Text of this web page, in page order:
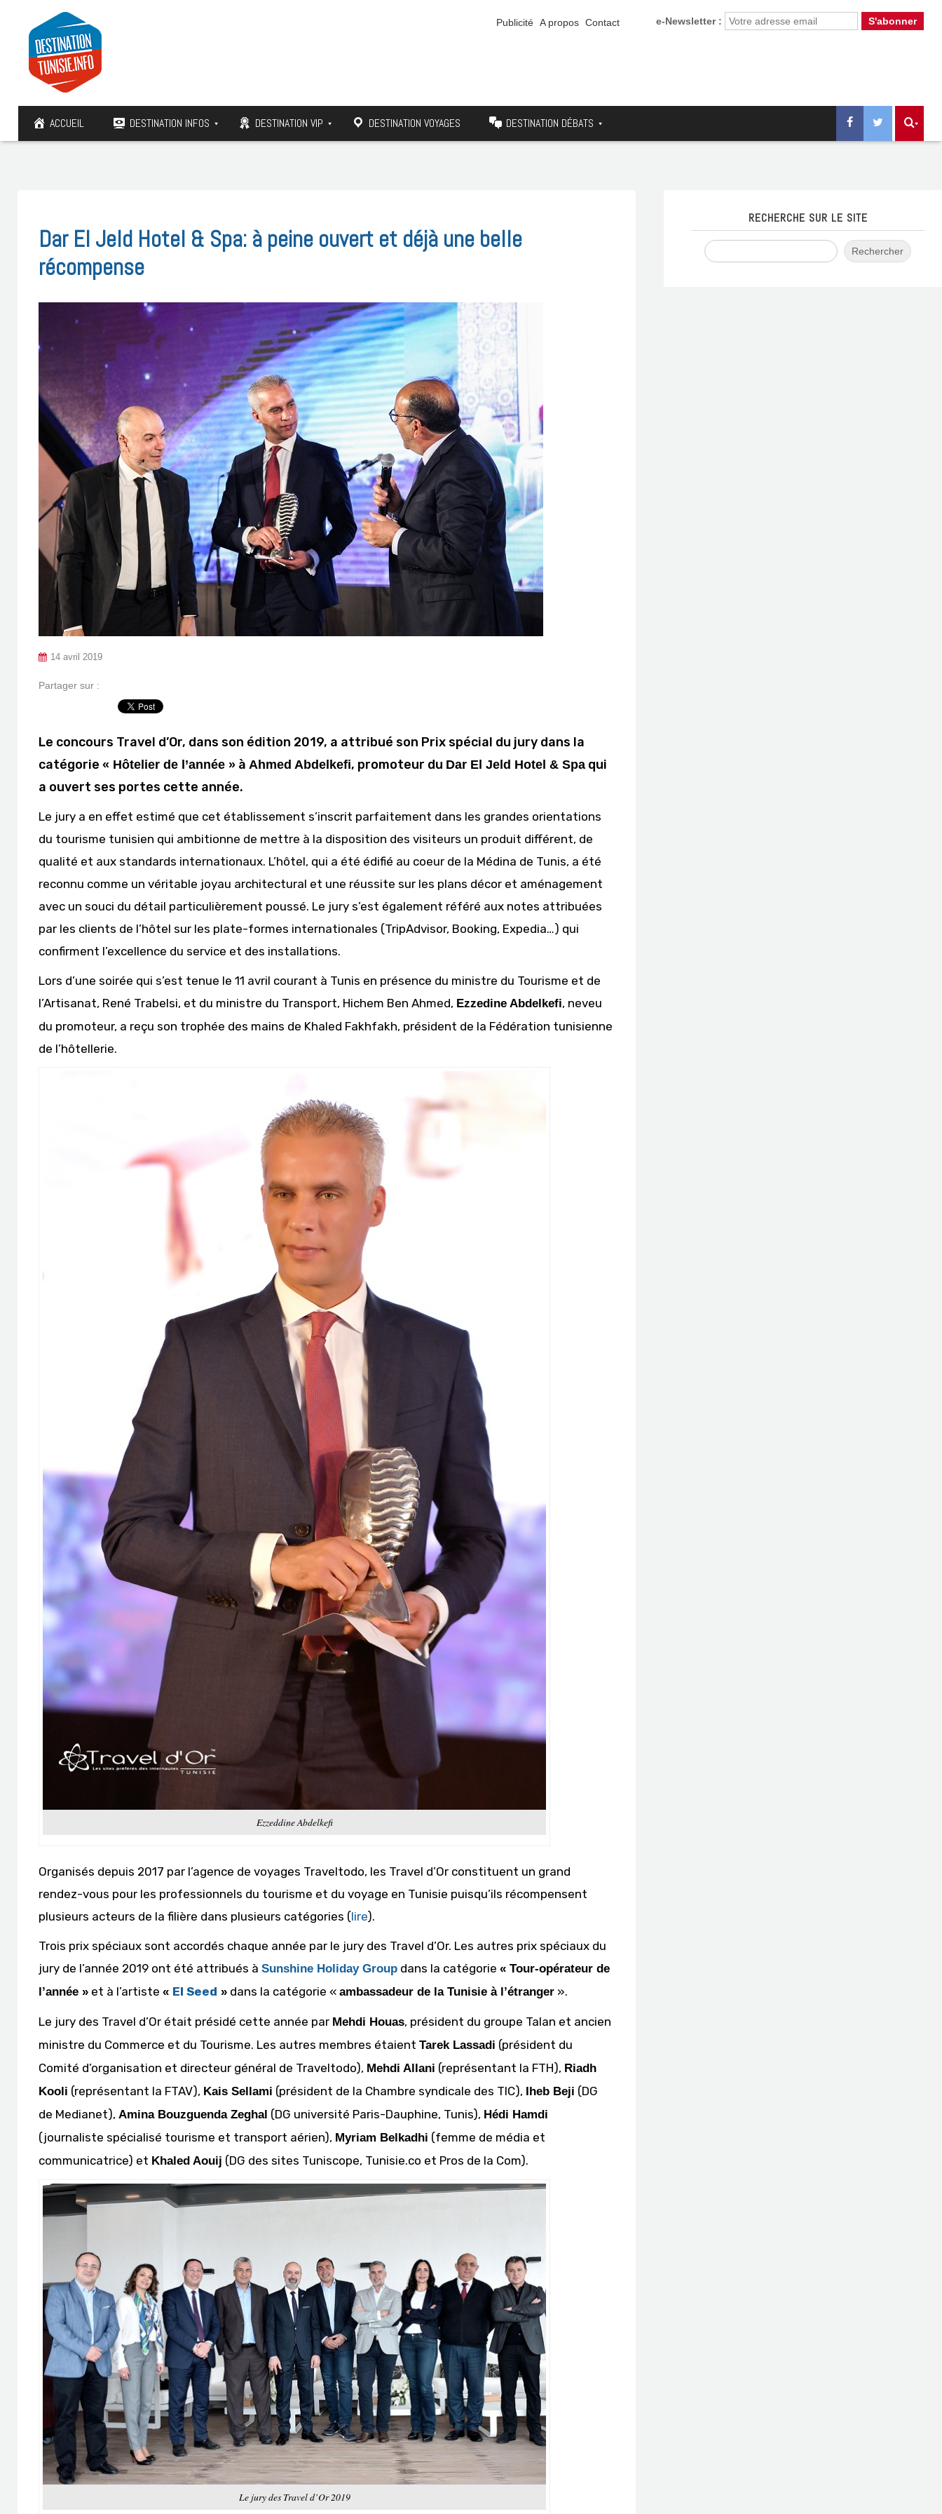
e-Newsletter :
Publicité A propos Contact
ACCUEIL DESTINATION INFOS DESTINATION VIP DESTINATION VOYAGES DESTINATION DÉBATS
Dar El Jeld Hotel & Spa: à peine ouvert et déjà une belle
récompense
14 avril 2019
Partager sur :
Le concours Travel d’Or, dans son édition 2019, a attribué son Prix spécial du jury dans la
catégorie « Hôtelier de l’année » à Ahmed Abdelkefi, promoteur du Dar El Jeld Hotel & Spa qui
a ouvert ses portes cette année.
Le jury a en effet estimé que cet établissement s’inscrit parfaitement dans les grandes orientations
du tourisme tunisien qui ambitionne de mettre à la disposition des visiteurs un produit différent, de
qualité et aux standards internationaux. L’hôtel, qui a été édifié au coeur de la Médina de Tunis, a été
reconnu comme un véritable joyau architectural et une réussite sur les plans décor et aménagement
avec un souci du détail particulièrement poussé. Le jury s’est également référé aux notes attribuées
par les clients de l’hôtel sur les plate-formes internationales (TripAdvisor, Booking, Expedia…) qui
confirment l’excellence du service et des installations.
Lors d’une soirée qui s’est tenue le 11 avril courant à Tunis en présence du ministre du Tourisme et de
l’Artisanat, René Trabelsi, et du ministre du Transport, Hichem Ben Ahmed, Ezzedine Abdelkefi, neveu
du promoteur, a reçu son trophée des mains de Khaled Fakhfakh, président de la Fédération tunisienne
de l’hôtellerie.
Ezzeddine Abdelkefi
Organisés depuis 2017 par l’agence de voyages Traveltodo, les Travel d’Or constituent un grand
rendez-vous pour les professionnels du tourisme et du voyage en Tunisie puisqu’ils récompensent
plusieurs acteurs de la filière dans plusieurs catégories (lire).
Trois prix spéciaux sont accordés chaque année par le jury des Travel d’Or. Les autres prix spéciaux du
jury de l’année 2019 ont été attribués à Sunshine Holiday Group dans la catégorie « Tour-opérateur de
l’année » et à l’artiste « El Seed » dans la catégorie « ambassadeur de la Tunisie à l’étranger ».
Le jury des Travel d’Or était présidé cette année par Mehdi Houas, président du groupe Talan et ancien
ministre du Commerce et du Tourisme. Les autres membres étaient Tarek Lassadi (président du
Comité d’organisation et directeur général de Traveltodo), Mehdi Allani (représentant la FTH), Riadh
Kooli (représentant la FTAV), Kais Sellami (président de la Chambre syndicale des TIC), Iheb Beji (DG
de Medianet), Amina Bouzguenda Zeghal (DG université Paris-Dauphine, Tunis), Hédi Hamdi
(journaliste spécialisé tourisme et transport aérien), Myriam Belkadhi (femme de média et
communicatrice) et Khaled Aouij (DG des sites Tuniscope, Tunisie.co et Pros de la Com).
Le jury des Travel d’Or 2019
RECHERCHE SUR LE SITE